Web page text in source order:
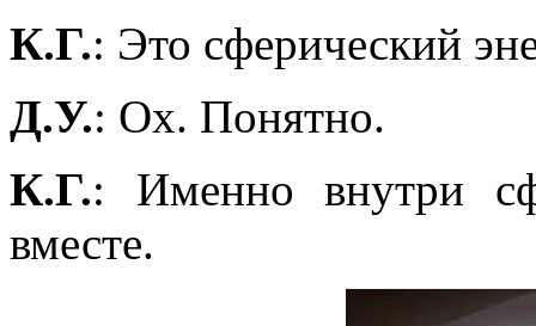
К.Г.: Это сферический
Д.У.: Ох. Понятно.
К.Г.: Именно внутри
вместе.